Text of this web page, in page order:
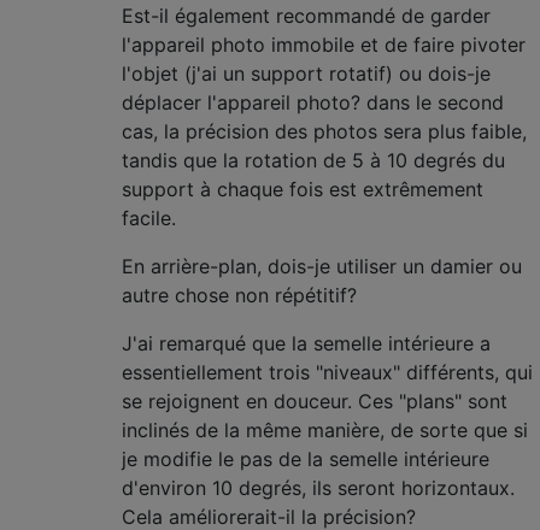
Est-il également recommandé de garder
l'appareil photo immobile et de faire pivoter
l'objet (j'ai un support rotatif) ou dois-je
déplacer l'appareil photo? dans le second
cas, la précision des photos sera plus faible,
tandis que la rotation de 5 à 10 degrés du
support à chaque fois est extrêmement
facile.
En arrière-plan, dois-je utiliser un damier ou
autre chose non répétitif?
J'ai remarqué que la semelle intérieure a
essentiellement trois "niveaux" différents, qui
se rejoignent en douceur. Ces "plans" sont
inclinés de la même manière, de sorte que si
je modifie le pas de la semelle intérieure
d'environ 10 degrés, ils seront horizontaux.
Cela améliorerait-il la précision?